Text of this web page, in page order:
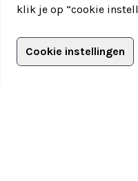
Filter
Adverteren?
Adverteerdersopties
klik je op “cookie
Cookie instellingen